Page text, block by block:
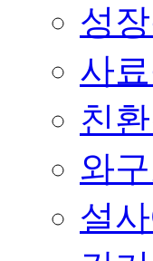
성
사
친
와
설